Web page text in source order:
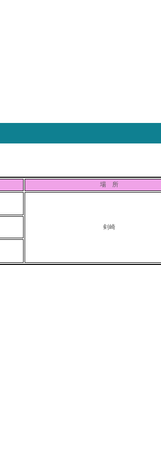
場 所
剣崎